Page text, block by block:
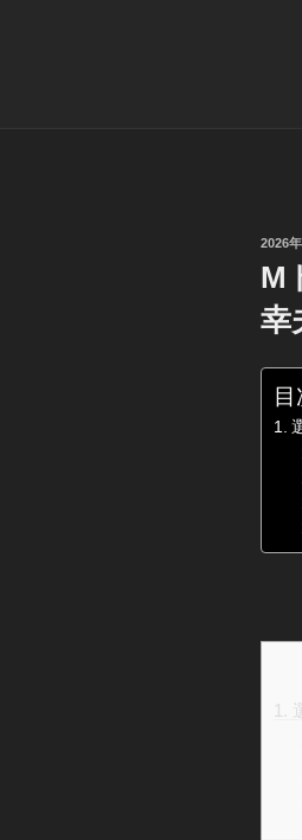
投
日:
2026
M
幸
目
1.